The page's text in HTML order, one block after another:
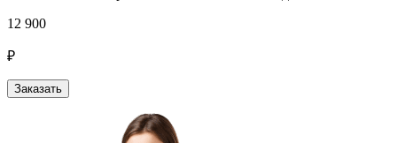
12 900
₽
Заказать